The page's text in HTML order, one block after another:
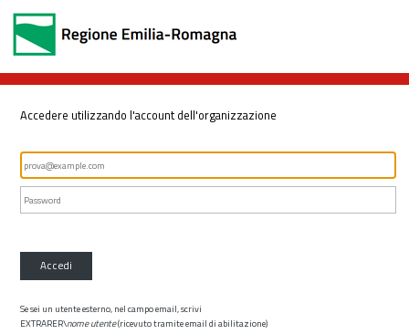
Accedere utilizzando l'account dell'organizzazione
Accedi
Se sei un utente esterno, nel campo email, scrivi
EXTRARER\nome utente(ricevuto tramite email di abilitazione)